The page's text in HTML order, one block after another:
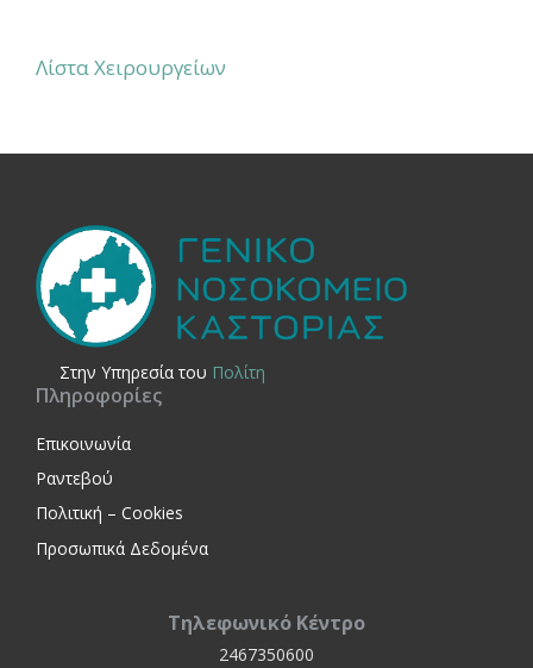
Λίστα Χειρουργείων
Στην Yπηρεσία του Πολίτη
Πληροφορίες
Επικοινωνία
Ραντεβού
Πολιτική – Cookies
Προσωπικά Δεδομένα
Τηλεφωνικό Κέντρο
2467350600